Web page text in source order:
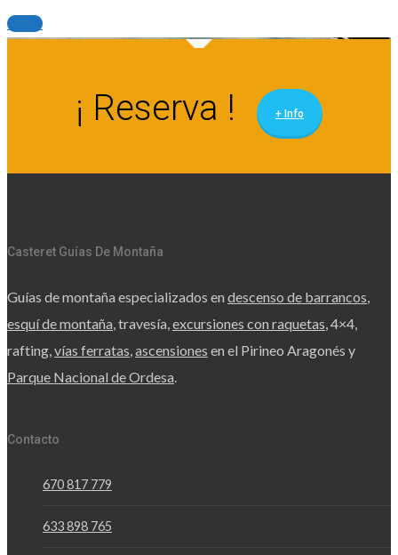
+info
Ordesaventura¡ Reserva ! + Info
Casteret Guías De Montaña
Guías de montaña especializados en descenso de barrancos,
esquí de montaña, travesía,excursiones con raquetas, 4×4,
rafting,vías ferratas,ascensiones en el Pirineo Aragonés y
Parque Nacional de Ordesa.
Contacto
670 817 779
633 898 765